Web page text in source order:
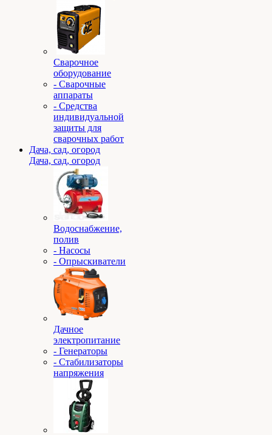
Сварочное
оборудование
- Сварочные
аппараты
- Средства
индивидуальной
защиты для
сварочных работ
Дача, сад, огород
Дача, сад, огород
Водоснабжение,
полив
- Насосы
- Опрыскиватели
Дачное
электропитание
- Генераторы
- Стабилизаторы
напряжения